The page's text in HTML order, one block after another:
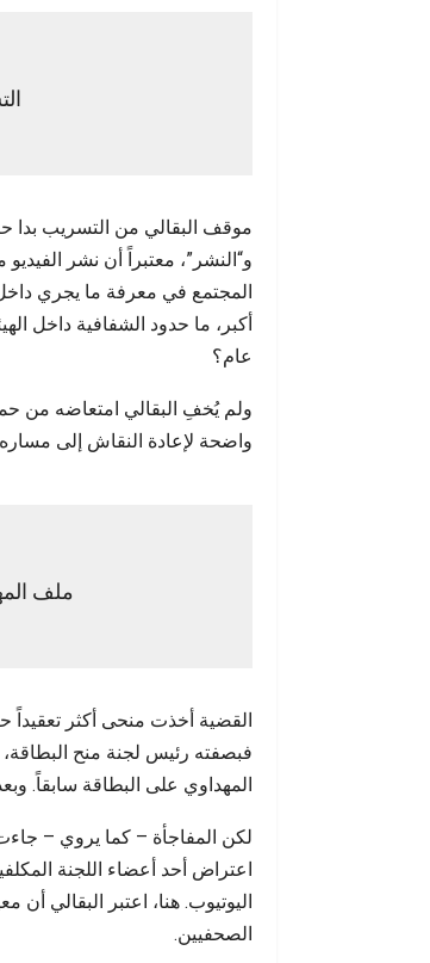
موقف البقالي من التسريب بدا
و“النشر”، معتبراً أن نشر
المجتمع في معرفة ما يجري
أكبر، ما حدود الشفافية داخل
عام؟
ولم يُخفِ البقالي امتعاضه من
واضحة لإعادة النقاش إلى
ملف
القضية أخذت منحى أكثر
فبصفته رئيس لجنة منح
المهداوي على البطاقة سابقاً.
لكن المفاجأة – كما يروي – جاءت
اعتراض أحد أعضاء اللجنة
اليوتيوب. هنا، اعتبر البقالي
الصحفيين.